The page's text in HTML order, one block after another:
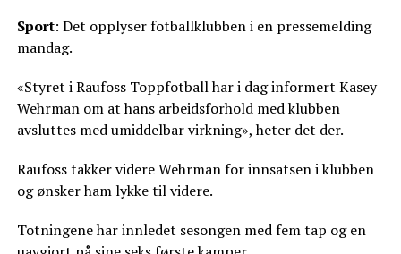
Sport: Det opplyser fotballklubben i en pressemelding
mandag.
«Styret i Raufoss Toppfotball har i dag informert Kasey
Wehrman om at hans arbeidsforhold med klubben
avsluttes med umiddelbar virkning», heter det der.
Raufoss takker videre Wehrman for innsatsen i klubben
og ønsker ham lykke til videre.
Totningene har innledet sesongen med fem tap og en